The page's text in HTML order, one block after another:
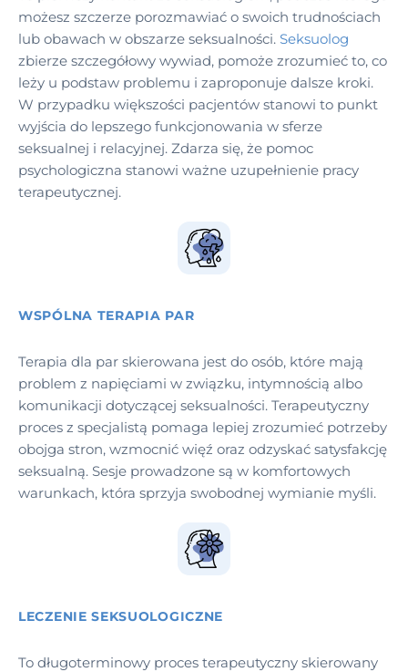
możesz szczerze porozmawiać o swoich trudnościach
lub obawach w obszarze seksualności. Seksuolog
zbierze szczegółowy wywiad, pomoże zrozumieć to, co
leży u podstaw problemu i zaproponuje dalsze kroki.
W przypadku większości pacjentów stanowi to punkt
wyjścia do lepszego funkcjonowania w sferze
seksualnej i relacyjnej. Zdarza się, że pomoc
psychologiczna stanowi ważne uzupełnienie pracy
terapeutycznej.
WSPÓLNA TERAPIA PAR
Terapia dla par skierowana jest do osób, które mają
problem z napięciami w związku, intymnością albo
komunikacji dotyczącej seksualności. Terapeutyczny
proces z specjalistą pomaga lepiej zrozumieć potrzeby
obojga stron, wzmocnić więź oraz odzyskać satysfakcję
seksualną. Sesje prowadzone są w komfortowych
warunkach, która sprzyja swobodnej wymianie myśli.
LECZENIE SEKSUOLOGICZNE
To długoterminowy proces terapeutyczny skierowany